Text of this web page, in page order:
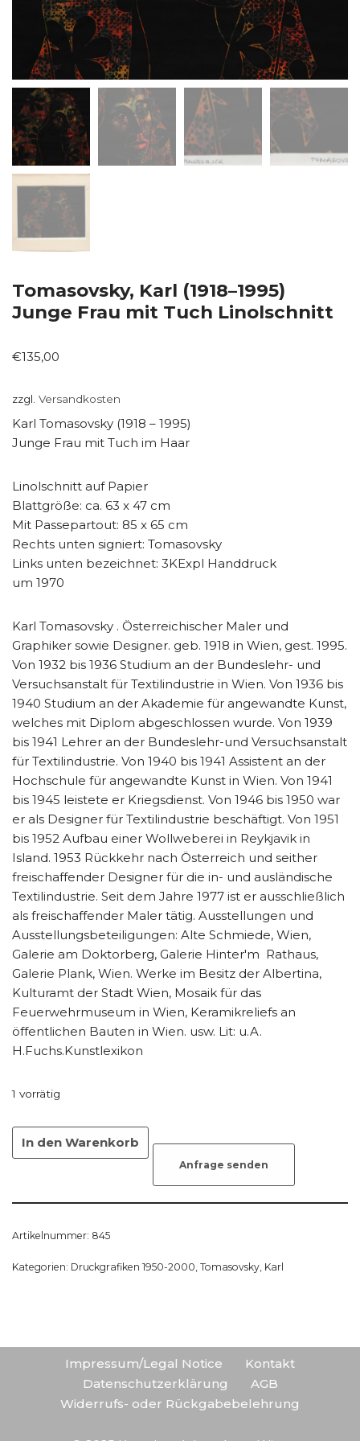
Tomasovsky, Karl (1918–1995)
Junge Frau mit Tuch Linolschnitt
€135,00
zzgl. Versandkosten
Karl Tomasovsky (1918 – 1995)
Junge Frau mit Tuch im Haar
Linolschnitt auf Papier
Blattgröße: ca. 63 x 47 cm
Mit Passepartout: 85 x 65 cm
Rechts unten signiert: Tomasovsky
Links unten bezeichnet: 3KExpl Handdruck
um 1970
Karl Tomasovsky . Österreichischer Maler und
Graphiker sowie Designer. geb. 1918 in Wien, gest. 1995.
Von 1932 bis 1936 Studium an der Bundeslehr- und
Versuchsanstalt für Textilindustrie in Wien. Von 1936 bis
1940 Studium an der Akademie für angewandte Kunst,
welches mit Diplom abgeschlossen wurde. Von 1939
bis 1941 Lehrer an der Bundeslehr-und Versuchsanstalt
für Textilindustrie. Von 1940 bis 1941 Assistent an der
Hochschule für angewandte Kunst in Wien. Von 1941
bis 1945 leistete er Kriegsdienst. Von 1946 bis 1950 war
er als Designer für Textilindustrie beschäftigt. Von 1951
bis 1952 Aufbau einer Wollweberei in Reykjavik in
Island. 1953 Rückkehr nach Österreich und seither
freischaffender Designer für die in- und ausländische
Textilindustrie. Seit dem Jahre 1977 ist er ausschließlich
als freischaffender Maler tätig. Ausstellungen und
Ausstellungsbeteiligungen: Alte Schmiede, Wien,
Galerie am Doktorberg, Galerie Hinter'm Rathaus,
Galerie Plank, Wien. Werke im Besitz der Albertina,
Kulturamt der Stadt Wien, Mosaik für das
Feuerwehrmuseum in Wien, Keramikreliefs an
öffentlichen Bauten in Wien. usw. Lit: u.A.
H.Fuchs.Kunstlexikon
1 vorrätig
In den Warenkorb
Anfrage senden
Artikelnummer: 845
Kategorien: Druckgrafiken 1950-2000 Tomasovsky, Karl
Impressum/Legal Notice
Kontakt
Datenschutzerklärung
AGB
Widerrufs- oder Rückgabebelehrung